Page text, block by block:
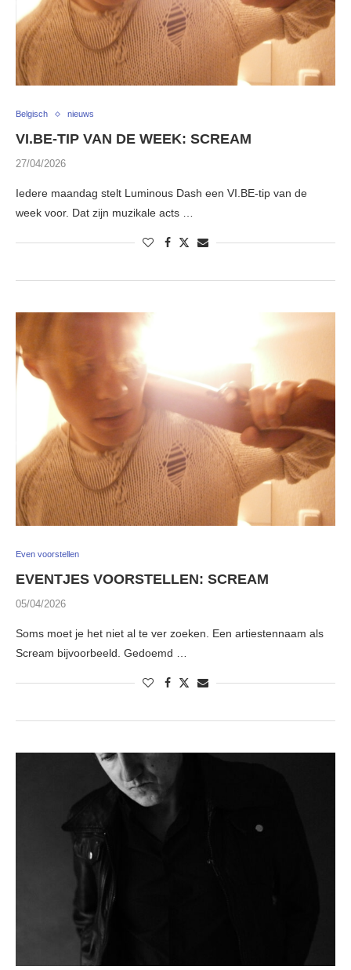
Belgisch nieuws
VI.BE-TIP VAN DE WEEK: SCREAM
27/04/2026
Iedere maandag stelt Luminous Dash een VI.BE-tip van de
week voor. Dat zijn muzikale acts …
Even voorstellen
EVENTJES VOORSTELLEN: SCREAM
05/04/2026
Soms moet je het niet al te ver zoeken. Een artiestennaam als
Scream bijvoorbeeld. Gedoemd …